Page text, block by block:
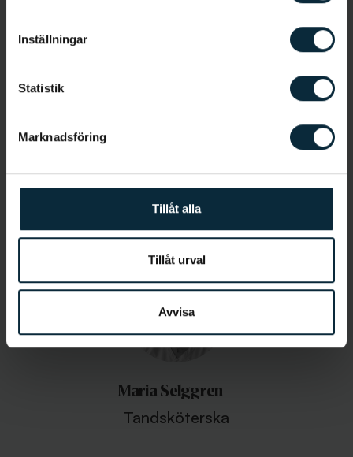
Inställningar
Statistik
Marknadsföring
Tillåt alla
Tillåt urval
Avvisa
Jetmir Kaza
Tandsköterska
Maria Selggren
Tandsköterska